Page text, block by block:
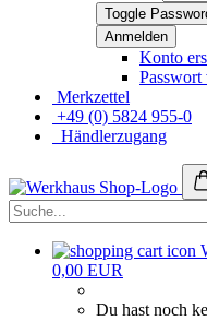
Toggle
Konto
Passwort
Merkzettel
+49 (0) 5824 955-0
Händlerzugang
0,00 EUR
Du hast noch